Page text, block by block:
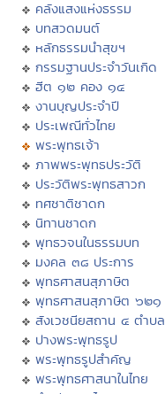
คลังแสงแห่งธรรม
บทสวดมนต์
หลักธรรมนำสุขฯ
กรรมฐานประจำวันเกิด
ฮีต ๑๒ คอง ๑๔
งานบุญประจำปี
ประเพณีทั่วไทย
พระพุทธเจ้า
ภาพพระพุทธประวัติ
ประวัติพระพุทธสาวก
ทศชาติชาดก
นิทานชาดก
พุทธวจนในธรรมบท
มงคล ๓๘ ประการ
พุทธศาสนสุภาษิต
พุทธศาสนสุภาษิต ๖๒๑
สังเวชนียสถาน ๔ ตำบล
ปางพระพุทธรูป
พระพุทธรูปสำคัญ
พระพุทธศาสนาในไทย